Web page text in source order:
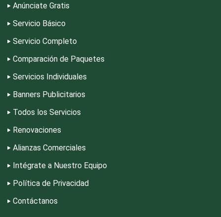
Dermatólogos
Desarrollo de Software
Desperdicios Industriales
Editores
Anúnciate Gratis
Servicio Básico
Servicio Completo
Comparación de Paquetes
Servicios Individuales
Banners Publicitarios
Todos los Servicios
Renovaciones
Alianzas Comerciales
Intégrate a Nuestro Equipo
Política de Privacidad
Contáctanos